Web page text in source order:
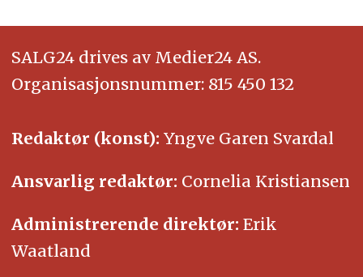
SALG24 drives av Medier24 AS.
Organisasjonsnummer: 815 450 132
Redaktør (konst): Yngve Garen Svardal
Ansvarlig redaktør: Cornelia Kristiansen
Administrerende direktør: Erik
Waatland